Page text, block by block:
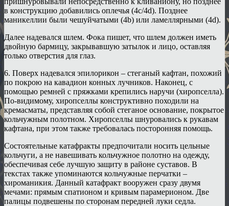
в конструкцию добавились оплечья (4c/4d). Позднее
маникеллии были чешуйчатыми (4b) или ламеллярными (4d).
Далее надевался шлем. Фока пишет, что шлем должен иметь
двойную бармицу, закрывавшую затылок и лицо, оставляя
только отверстия для глаз.
6. Поверх надевался эпилорикон – стеганый кафтан, похожий
по покрою на кавадион конных лучников. Наконец, с
помощью ремней с пряжками крепились наручи (хиропселла).
По-видимому, хиропселлы конструктивно походили на
кремасматы, представляя собой стеганое основание, покрытое
кольчужным полотном. Хиропселлы шнуровались к рукавам
кафтана, при этом также требовалась посторонняя помощь.
Состоятельные катафракты предпочитали носить цельные
кольчуги, а не навешивать кольчужное полотно на одежду,
обеспечивая себе лучшую защиту в районе суставов. В
текстах также упоминаются кольчужные перчатки –
хироманикия. Данный катафракт вооружен сразу двумя
мечами: прямым спатионом и кривым парамерионом. Две
палицы подвешены по сторонам передней луки седла.